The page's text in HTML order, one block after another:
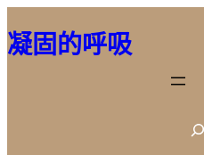
至
凝固的呼吸
S